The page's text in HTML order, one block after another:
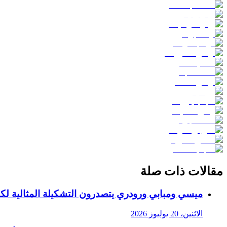
مقالات ذات صلة
ميسي ومبابي ورودري يتصدرون التشكيلة المثالية لكأس
الاثنين، 20 يوليوز 2026